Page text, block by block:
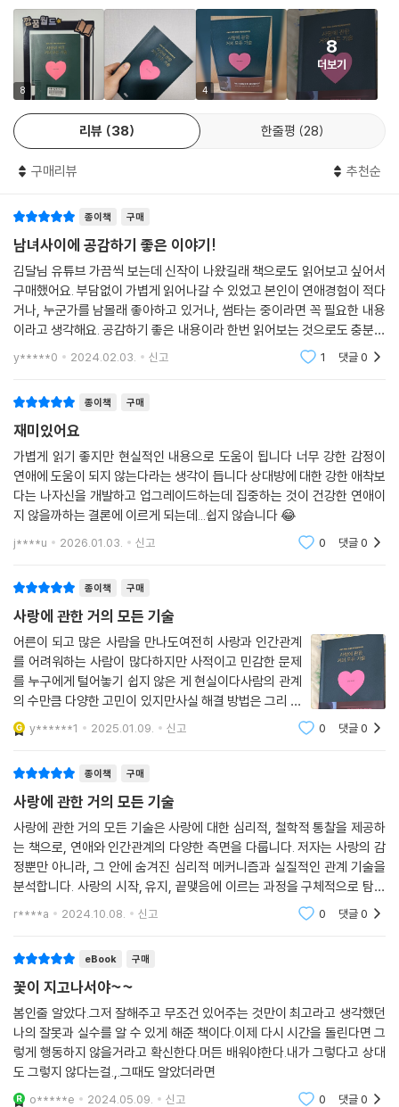
· 서로 알아나가는 과정에서 기억해야 할 노하우
· 갈등과 이별 속에서도 내 마음을 지키는 방법
· 재회를 꿈꿀 때 시도할 수 있는 단 한 가지 기술
· 결혼을 결정하기 전 알아야 할 것들
매주 월요일과 목요일 새벽, 2천여 명의 사람들이 사랑과 관계에 대한 고
민을 해결하기 위해 한 곳에 모여든다. 바로 이 책의 저자, 김달의 채널이
와 고민에 대하여 명쾌하고 현실적인 조언과 솔루션을 선사하는 것으로 정
기에 더욱 많은 이의 지지를 받는다.
그런 김달 작가가 혼신을 기울여 집필한 이 책은 연애에 서툴고, 이별에 아
파하며, 결혼 앞에서 망설이는 이들을 위한 에세이다. 다만 연애 초기부터,
만남, 이별, 결혼과 그 이후까지 수천 건에 이르는 상담 끝에 발견한 완전히
새로운, 그러나 반드시 효과가 있는 현실적 처방을 내놓는다는 것이 다른
관계 에세이와는 차별되는 점이다.
를 받고 있다면, 이별 후 여전히 아픈 감정에서 벗어나지 못했다면, 결혼을
앞두고 고민되는 지점이 있다면 이제 이 책을 펼칠 시간이다. 사랑의 모든
단계별로 가장 고민되는 문제점을 실제 사연과 함께 하나하나 짚어나가는
동안, 자신만의 ‘관계의 정답’을 반드시 발견할 수 있을 것이다.
“사랑이 힘들고 사람이 어려울 때 반드시 알아야 할 관계의 모든 법칙을 이
책 속에 담았습니다. 이제, ‘나를 위해’ 관계의 기술을 익힐 때입니다.” _프
8 4
8
더보기
리뷰 38 한줄평 28
구매리뷰 추천순
종이책 구매
남녀사이에 공감하기 좋은 이야기!
김달님 유튜브 가끔씩 보는데 신작이 나왔길래 책으로도 읽어보고 싶어서
구매했어요. 부담없이 가볍게 읽어나갈 수 있었고 본인이 연애경험이 적다
거나, 누군가를 남몰래 좋아하고 있거나, 썸타는 중이라면 꼭 필요한 내용
이라고 생각해요. 공감하기 좋은 내용이라 한번 읽어보는 것으로도 충분해
요. 유튜브 구독자가 아니더라도 가볍게 한번 읽어보시는거 추천해요!!
y*****0 2024.02.03. 신고 1 댓글0
종이책 구매
재미있어요
가볍게 읽기 좋지만 현실적인 내용으로 도움이 됩니다 너무 강한 감정이
연애에 도움이 되지 않는다라는 생각이 듭니다 상대방에 대한 강한 애착보
다는 나자신을 개발하고 업그레이드하는데 집중하는 것이 건강한 연애이
지 않을까하는 결론에 이르게 되는데...쉽지 않습니다 😂
j****u 2026.01.03. 신고 0 댓글0
종이책 구매
사랑에 관한 거의 모든 기술
어른이 되고 많은 사람을 만나도여전히 사랑과 인간관계
를 어려워하는 사람이 많다하지만 사적이고 민감한 문제
를 누구에게 털어놓기 쉽지 않은 게 현실이다사람의 관계
의 수만큼 다양한 고민이 있지만사실 해결 방법은 그리 다
르지 않다몇 가지 원칙과 기술 그리고 마음가짐을 익히면
현명한 판단을 내리며 고민을 줄여갈 수 있다최선과 진심
y******1 2025.01.09. 신고 0 댓글0
종이책 구매
사랑에 관한 거의 모든 기술
사랑에 관한 거의 모든 기술은 사랑에 대한 심리적, 철학적 통찰을 제공하
는 책으로, 연애와 인간관계의 다양한 측면을 다룹니다. 저자는 사랑의 감
정뿐만 아니라, 그 안에 숨겨진 심리적 메커니즘과 실질적인 관계 기술을
분석합니다. 사랑의 시작, 유지, 끝맺음에 이르는 과정을 구체적으로 탐구
하며, 현실적인 조언과 함께 깊이 있는 사유를 제시합니다. 사랑의 감정을
r****a 2024.10.08. 신고 0 댓글0
eBook 구매
꽃이 지고나서야~~
봄인줄 알았다.그저 잘해주고 무조건 있어주는 것만이 최고라고 생각했던
나의 잘못과 실수를 알 수 있게 해준 책이다.이제 다시 시간을 돌린다면 그
렇게 행동하지 않을거라고 확신한다.머든 배워야한다.내가 그렇다고 상대
도 그렇지 않다는걸.,.그때도 알았더라면
o*****e 2024.05.09. 신고 0 댓글0